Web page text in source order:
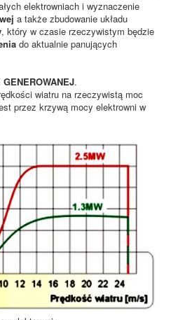
elektrowniach i wyznaczenie
a także zbudowanie układu
, który w czasie rzeczywistym będzie
do aktualnie panujących
.
wiatru na rzeczywistą moc
przez krzywą mocy elektrowni w